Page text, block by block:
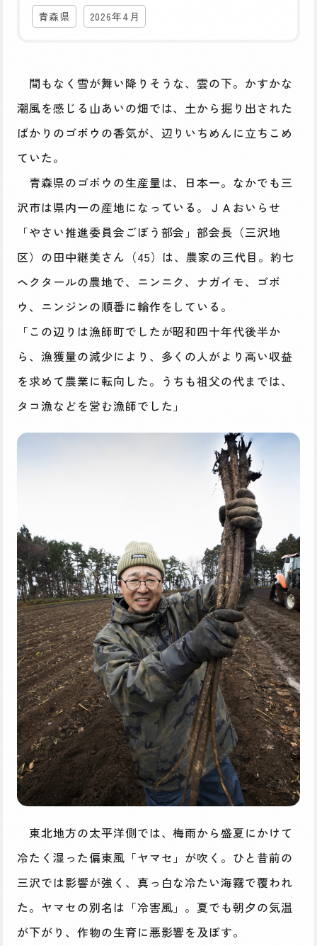
青森県 2026年4月
間もなく雪が舞い降りそうな、雲の下。かすかな
潮風を感じる山あいの畑では、土から掘り出された
ばかりのゴボウの香気が、辺りいちめんに立ちこめ
ていた。
青森県のゴボウの生産量は、日本一。なかでも三
沢市は県内一の産地になっている。ＪＡおいらせ
「やさい推進委員会ごぼう部会」部会長（三沢地
区）の田中継美さん（45）は、農家の三代目。約七
ヘクタールの農地で、ニンニク、ナガイモ、ゴボ
ウ、ニンジンの順番に輪作をしている。
「この辺りは漁師町でしたが昭和四十年代後半か
ら、漁獲量の減少により、多くの人がより高い収益
を求めて農業に転向した。うちも祖父の代までは、
タコ漁などを営む漁師でした」
東北地方の太平洋側では、梅雨から盛夏にかけて
冷たく湿った偏東風「ヤマセ」が吹く。ひと昔前の
三沢では影響が強く、真っ白な冷たい海霧で覆われ
た。ヤマセの別名は「冷害風」。夏でも朝夕の気温
が下がり、作物の生育に悪影響を及ぼす。